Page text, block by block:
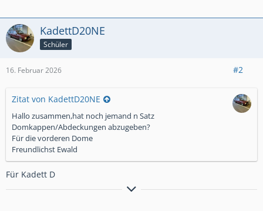
KadettD20NE
Schüler
16. Februar 2026 #2
Zitat von KadettD20NE
Hallo zusammen,hat noch jemand n Satz
Domkappen/Abdeckungen abzugeben?
Für die vorderen Dome
Freundlichst Ewald
Für Kadett D
Ich kann auch ohne Spaß, Alkohol haben!